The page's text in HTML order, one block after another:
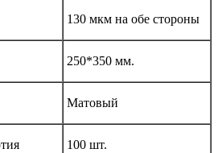
130 мкм на обе стороны
250*350 мм.
Матовый
100 шт.